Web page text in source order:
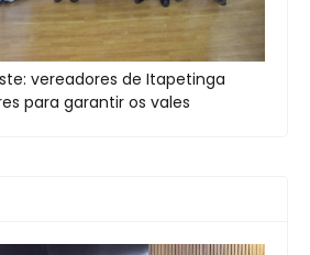
vereadores de Itapetinga
para garantir os vales